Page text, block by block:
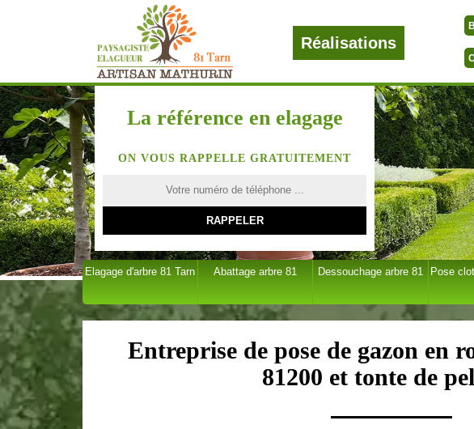
Réalisations
La référence en elagage
ON VOUS RAPPELLE GRATUITEMENT
Elagage d'arbre 81 Tarn Abattage arbre 81 Dessouchage arbre 81 Pose
Entreprise de pose de gazon en
81200 et tonte de